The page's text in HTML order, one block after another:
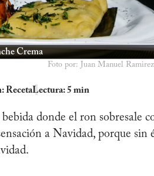
Crema
Foto por: Juan Manuel
RecetaLectura: 5 min
donde el ron sobresale
a Navidad, porque sin